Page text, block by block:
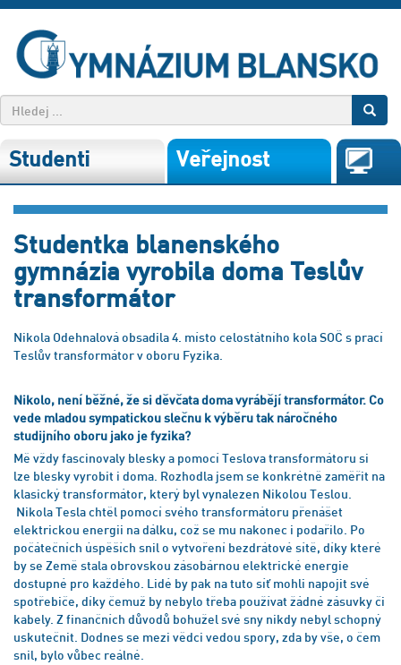
Studenti Veřejnost
Studentka blanenského
gymnázia vyrobila doma Teslův
transformátor
Nikola Odehnalová obsadila 4. místo celostátního kola SOČ s prací
Teslův transformátor v oboru Fyzika.
Nikolo, není běžné, že si děvčata doma vyrábějí transformátor. Co
vede mladou sympatickou slečnu k výběru tak náročného
studijního oboru jako je fyzika?
Mě vždy fascinovaly blesky a pomocí Teslova transformátoru si
lze blesky vyrobit i doma. Rozhodla jsem se konkrétně zaměřit na
klasický transformátor, který byl vynalezen Nikolou Teslou.
Nikola Tesla chtěl pomocí svého transformátoru přenášet
elektrickou energii na dálku, což se mu nakonec i podařilo. Po
počátečních úspěších snil o vytvoření bezdrátové sítě, díky které
by se Země stala obrovskou zásobárnou elektrické energie
dostupné pro každého. Lidé by pak na tuto síť mohli napojit své
spotřebiče, díky čemuž by nebylo třeba používat žádné zásuvky či
kabely. Z finančních důvodů bohužel své sny nikdy nebyl schopný
uskutečnit. Dodnes se mezi vědci vedou spory, zda by vše, o čem
snil, bylo vůbec reálné.